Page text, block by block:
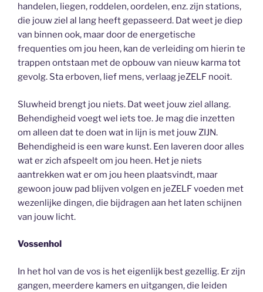
handelen, liegen, roddelen, oordelen, enz. zijn stations,
die jouw ziel al lang heeft gepasseerd. Dat weet je diep
van binnen ook, maar door de energetische
frequenties om jou heen, kan de verleiding om hierin te
trappen ontstaan met de opbouw van nieuw karma tot
gevolg. Sta erboven, lief mens, verlaag jeZELF nooit.
Sluwheid brengt jou niets. Dat weet jouw ziel allang.
Behendigheid voegt wel iets toe. Je mag die inzetten
om alleen dat te doen wat in lijn is met jouw ZIJN.
Behendigheid is een ware kunst. Een laveren door alles
wat er zich afspeelt om jou heen. Het je niets
aantrekken wat er om jou heen plaatsvindt, maar
gewoon jouw pad blijven volgen en jeZELF voeden met
wezenlijke dingen, die bijdragen aan het laten schijnen
van jouw licht.
Vossenhol
In het hol van de vos is het eigenlijk best gezellig. Er zijn
gangen, meerdere kamers en uitgangen, die leiden